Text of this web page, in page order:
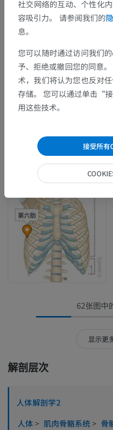
62张图中
显示更
解剖层次
人体解剖学2
人体> 肌肉骨骼系统> 骨
社交网络的互动、个性化
容吸引力。 请参阅我们的
息。
您可以随时通过访问我们
予、拒绝或撤回您的同意
术，我们将认为您也反对
存储。 您可以通过单击“
用这些技术。
接受所有